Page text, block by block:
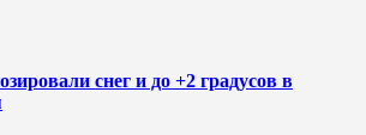
снег и до +2 градусов в